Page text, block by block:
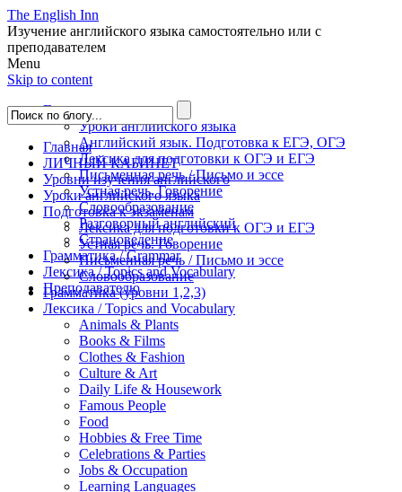
The English Inn
Изучение английского языка самостоятельно или с
преподавателем
Menu
Skip to content
Главная
Уроки английского языка
Английский язык. Подготовка к ЕГЭ, ОГЭ
Лексика для подготовки к ОГЭ и ЕГЭ
Письменная речь / Письмо и эссе
Устная речь. Говорение
Словообразование
Разговорный английский
Страноведение
Грамматика / Grammar
Лексика / Topics and Vocabulary
Преподавателю
Главная
ЛИЧНЫЙ КАБИНЕТ
Уровни изучения английского
Уроки английского языка
Подготовка к экзаменам
Лексика для подготовки к ОГЭ и ЕГЭ
Устная речь. Говорение
Письменная речь / Письмо и эссе
Словообразование
Грамматика (уровни 1,2,3)
Лексика / Topics and Vocabulary
Animals & Plants
Books & Films
Clothes & Fashion
Culture & Art
Daily Life & Housework
Famous People
Food
Hobbies & Free Time
Celebrations & Parties
Jobs & Occupation
Learning Languages